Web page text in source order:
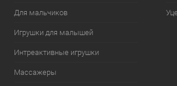
Для мальчиков
Игрушки для малышей
Интреактивные игрушки
Массажеры